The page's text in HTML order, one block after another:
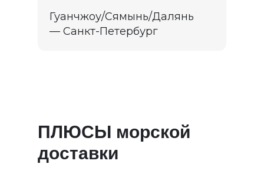
Гуанчжоу/Сямынь/Далянь
— Санкт-Петербург
ПЛЮСЫ морской
доставки